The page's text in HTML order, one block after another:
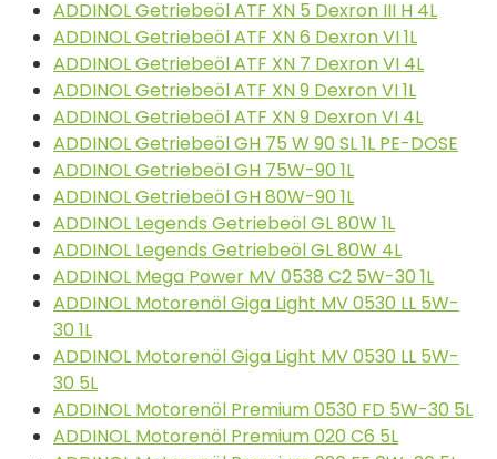
ADDINOL Getriebeöl ATF XN 5 Dexron III H 4L
ADDINOL Getriebeöl ATF XN 6 Dexron VI 1L
ADDINOL Getriebeöl ATF XN 7 Dexron VI 4L
ADDINOL Getriebeöl ATF XN 9 Dexron VI 1L
ADDINOL Getriebeöl ATF XN 9 Dexron VI 4L
ADDINOL Getriebeöl GH 75 W 90 SL 1L PE-DOSE
ADDINOL Getriebeöl GH 75W-90 1L
ADDINOL Getriebeöl GH 80W-90 1L
ADDINOL Legends Getriebeöl GL 80W 1L
ADDINOL Legends Getriebeöl GL 80W 4L
ADDINOL Mega Power MV 0538 C2 5W-30 1L
ADDINOL Motorenöl Giga Light MV 0530 LL 5W-
30 1L
ADDINOL Motorenöl Giga Light MV 0530 LL 5W-
30 5L
ADDINOL Motorenöl Premium 0530 FD 5W-30 5L
ADDINOL Motorenöl Premium 020 C6 5L